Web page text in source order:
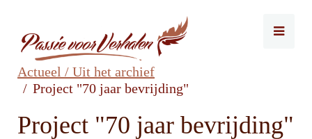
Actueel / Uit het archief
Project "70 jaar bevrijding"
Project "70 jaar bevrijding"